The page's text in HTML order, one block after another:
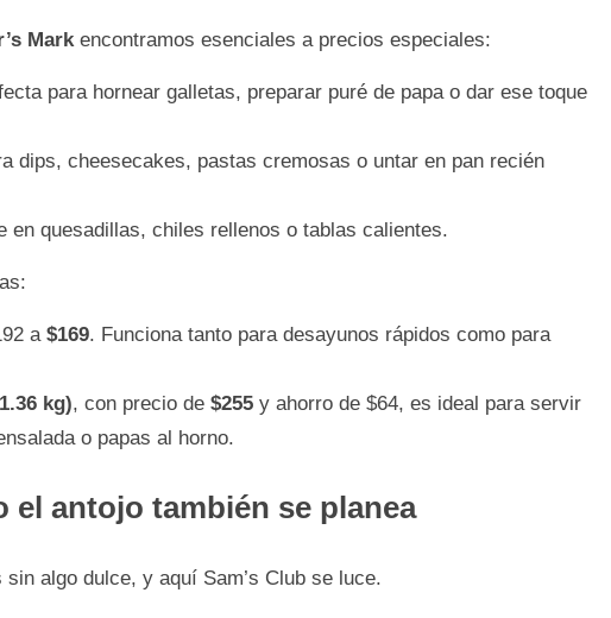
Markencontramos esenciales a precios especiales:
para hornear galletas, preparar puré de papa o dar ese toque
dips, cheesecakes, pastas cremosas o untar en pan recién
en quesadillas, chiles rellenos o tablas calientes.
a $169. Funciona tanto para desayunos rápidos como para
kg), con precio de $255y ahorro de $64, es ideal para servir
o papas al horno.
el antojo también se planea
algo dulce, y aquí Sam’s Club se luce.